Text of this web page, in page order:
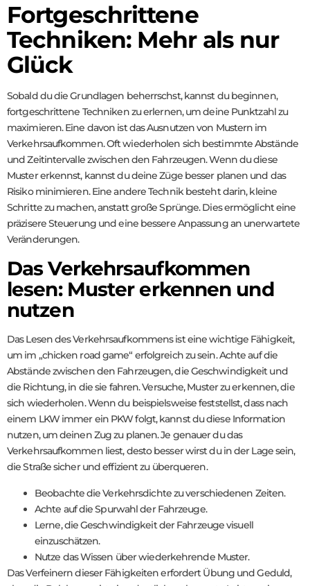
Fortgeschrittene
Techniken: Mehr als nur
Glück
Sobald du die Grundlagen beherrschst, kannst du beginnen,
fortgeschrittene Techniken zu erlernen, um deine Punktzahl zu
maximieren. Eine davon ist das Ausnutzen von Mustern im
Verkehrsaufkommen. Oft wiederholen sich bestimmte Abstände
und Zeitintervalle zwischen den Fahrzeugen. Wenn du diese
Muster erkennst, kannst du deine Züge besser planen und das
Risiko minimieren. Eine andere Technik besteht darin, kleine
Schritte zu machen, anstatt große Sprünge. Dies ermöglicht eine
präzisere Steuerung und eine bessere Anpassung an unerwartete
Veränderungen.
Das Verkehrsaufkommen
lesen: Muster erkennen und
nutzen
Das Lesen des Verkehrsaufkommens ist eine wichtige Fähigkeit,
um im „chicken road game“ erfolgreich zu sein. Achte auf die
Abstände zwischen den Fahrzeugen, die Geschwindigkeit und
die Richtung, in die sie fahren. Versuche, Muster zu erkennen, die
sich wiederholen. Wenn du beispielsweise feststellst, dass nach
einem LKW immer ein PKW folgt, kannst du diese Information
nutzen, um deinen Zug zu planen. Je genauer du das
Verkehrsaufkommen liest, desto besser wirst du in der Lage sein,
die Straße sicher und effizient zu überqueren.
Beobachte die Verkehrsdichte zu verschiedenen Zeiten.
Achte auf die Spurwahl der Fahrzeuge.
Lerne, die Geschwindigkeit der Fahrzeuge visuell
einzuschätzen.
Nutze das Wissen über wiederkehrende Muster.
Das Verfeinern dieser Fähigkeiten erfordert Übung und Geduld,